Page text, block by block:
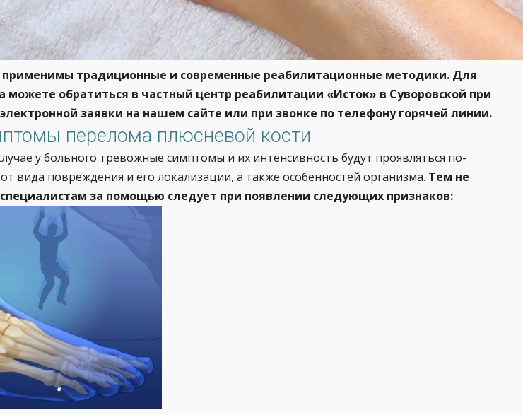
применимы традиционные и современные реабилитационные методики. Для
можете обратиться в частный центр реабилитации «Исток» в Суворовской при
заявки на нашем сайте или при звонке по телефону горячей линии.
перелома плюсневой кости
у больного тревожные симптомы и их интенсивность будут проявляться по-
вида повреждения и его локализации, а также особенностей организма. Тем не
за помощью следует при появлении следующих признаков: